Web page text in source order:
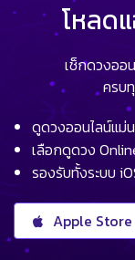
โหลด
เช็กดวงออ
ครบ
ดูดวงออนไลน์แม่
เลือกดูดวง
รองรับทั้งระบบ
Apple